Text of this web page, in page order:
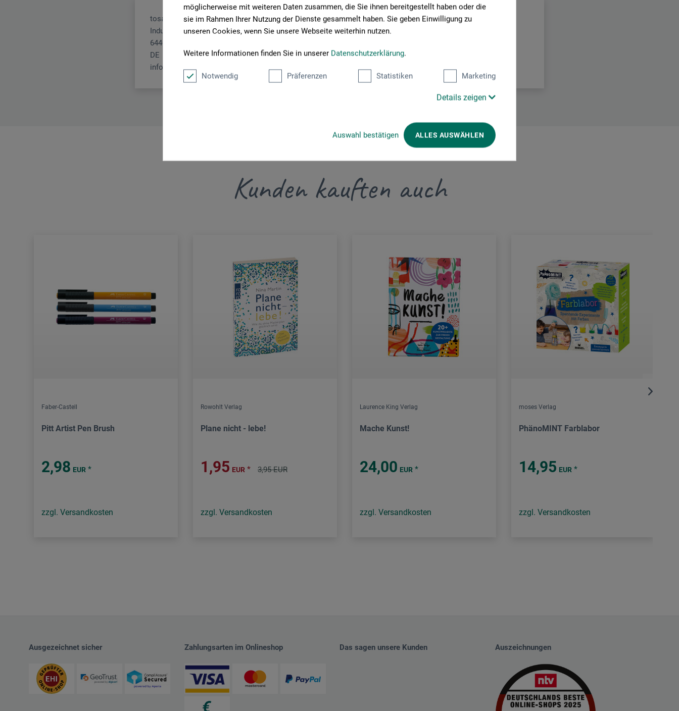
möglicherweise mit weiteren Daten zusammen, die Sie ihnen bereitgestellt haben oder die
sie im Rahmen Ihrer Nutzung der Dienste gesammelt haben. Sie geben Einwilligung zu
unseren Cookies, wenn Sie unsere Webseite weiterhin nutzen.
Weitere Informationen finden Sie in unserer Datenschutzerklärung.
Notwendig Präferenzen Statistiken Marketing
Details zeigen
Auswahl bestätigen ALLES AUSWÄHLEN
tosa GmbH
Industriestr. 19
64407 Fränkisch-Crumbach
DE
info@xxl-medien-service.de
Kunden kauften auch
Faber-Castell
Pitt Artist Pen Brush
2,98 EUR *
zzgl. Versandkosten
Rowohlt Verlag
Plane nicht - lebe!
1,95 EUR * 3,95 EUR
zzgl. Versandkosten
Laurence King Verlag
Mache Kunst!
24,00 EUR *
zzgl. Versandkosten
moses Verlag
PhänoMINT Farblabor
14,95 EUR *
zzgl. Versandkosten
Ausgezeichnet sicher Zahlungsarten im Onlineshop Das sagen unsere Kunden Auszeichnungen